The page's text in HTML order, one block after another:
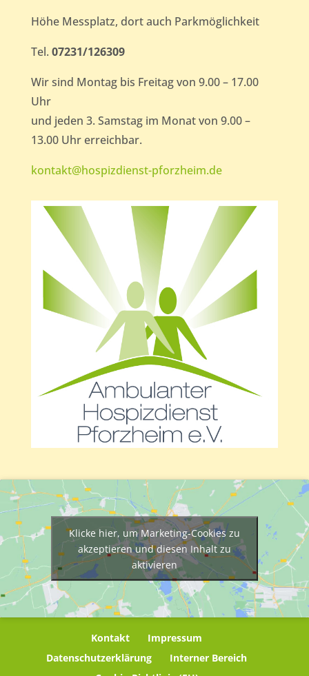
Höhe Messplatz, dort auch Parkmöglichkeit
Tel. 07231/126309
Wir sind Montag bis Freitag von 9.00 – 17.00
Uhr
und jeden 3. Samstag im Monat von 9.00 –
13.00 Uhr erreichbar.
kontakt@hospizdienst-pforzheim.de
Klicke hier, um Marketing-Cookies zu
akzeptieren und diesen Inhalt zu
aktivieren
Kontakt
Impressum
Datenschutzerklärung
Interner Bereich